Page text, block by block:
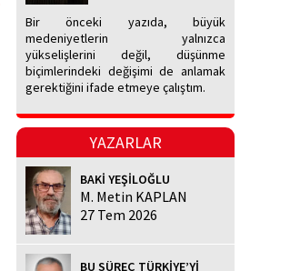
Bir önceki yazıda, büyük
medeniyetlerin yalnızca
yükselişlerini değil, düşünme
biçimlerindeki değişimi de anlamak
gerektiğini ifade etmeye çalıştım.
YAZARLAR
BAKİ YEŞİLOĞLU
M. Metin KAPLAN
27 Tem 2026
BU SÜREÇ TÜRKİYE’Yİ